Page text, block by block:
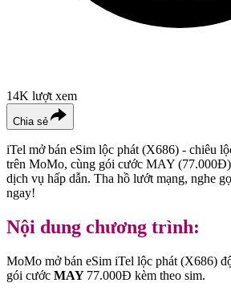
14K lượt xem
Chia sẻ
iTel mở bán eSim lộc phát (X686) - chiêu
trên MoMo, cùng gói cước MAY
dịch vụ hấp dẫn. Tha hồ lướt mạng, nghe
ngay!
Nội dung chương trình:
MoMo mở bán eSim iTel lộc phát (X686)
gói cước MAY 77.000Đ kèm theo sim.